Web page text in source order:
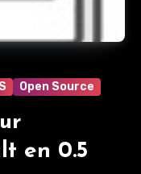
Open Source
en 0.5